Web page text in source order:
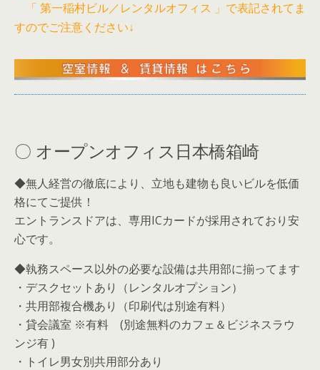
く時間を大幅に削ってしまいます。でも、...
「 第一稲村ビル／レンタルオフィス 」で表記されてま
すのでご注意ください↓
〇 オープンオフィス日本橋箱崎
◆無人経営の徹底により、立地も建物も良いビルを低価
格にてご提供！
エントランスドアは、専用ICカードが採用されており安
心です。
◆執務スペース以外の必要な設備は共用部に揃ってます
・デスクセットあり（レンタルオプション）
・共用部複合機あり（印刷代は別途有料）
・貸会議室 ※有料 (別途無料のカフェ＆ビジネスラウ
ンジ有 )
・トイレ男女別共用部分あり